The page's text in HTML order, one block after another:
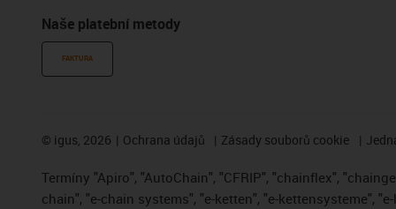
Naše platební metody
FAKTURA
© igus, 2026 Ochrana údajů Zásady souborů cookie
Termíny "Apiro", "AutoChain", "CFRIP", "chainflex",
chain", "e-chain systems", "e-ketten", "e-kettensysteme",